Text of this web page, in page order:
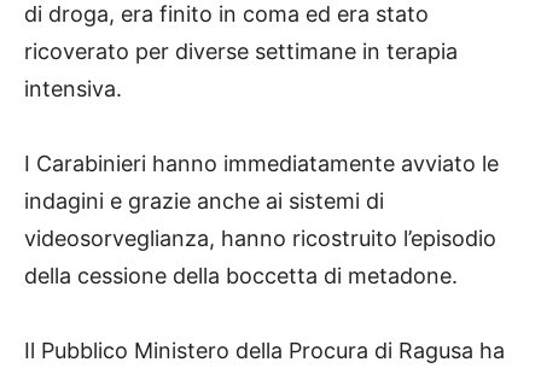
di droga, era finito in coma ed era stato
ricoverato per diverse settimane in terapia
intensiva.
I Carabinieri hanno immediatamente avviato le
indagini e grazie anche ai sistemi di
videosorveglianza, hanno ricostruito l’episodio
della cessione della boccetta di metadone.
Il Pubblico Ministero della Procura di Ragusa ha